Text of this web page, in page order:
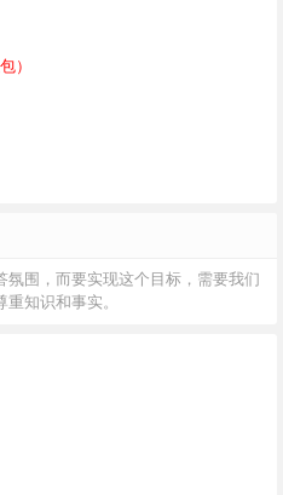
）
氛围，而要实现这个目标，需要我们
知识和事实。